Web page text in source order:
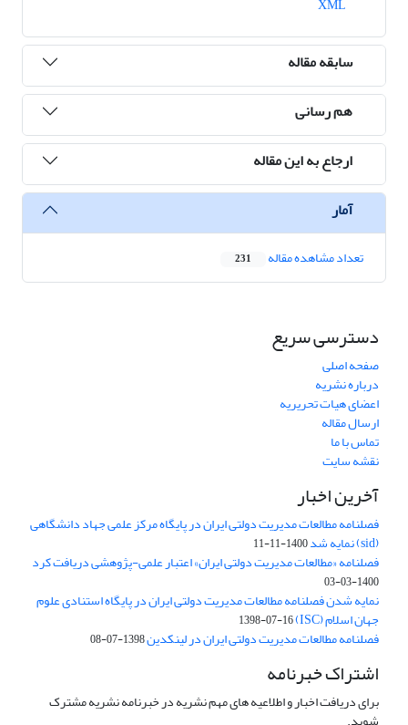
سابقه مقاله
هم رسانی
ارجاع به این مقاله
آمار
تعداد مشاهده مقاله 231
دسترسی سریع
صفحه اصلی
درباره نشریه
اعضای هیات تحریریه
ارسال مقاله
تماس با ما
نقشه سایت
آخرین اخبار
فصلنامه مطالعات مدیریت دولتی ایران در پایگاه مرکز علمی جهاد دانشگاهی
(sid) نمایه شد 1400-11-11
فصلنامه «مطالعات مدیریت دولتی ایران» اعتبار علمی-پژوهشی دریافت کرد
1400-03-03
نمایه شدن فصلنامه مطالعات مدیریت دولتی ایران در پایگاه استنادی علوم
جهان اسلام (ISC) 1398-07-16
فصلنامه مطالعات مدیریت دولتی ایران در لینکدین1398-07-08
اشتراک خبرنامه
برای دریافت اخبار و اطلاعیه های مهم نشریه در خبرنامه نشریه مشترک